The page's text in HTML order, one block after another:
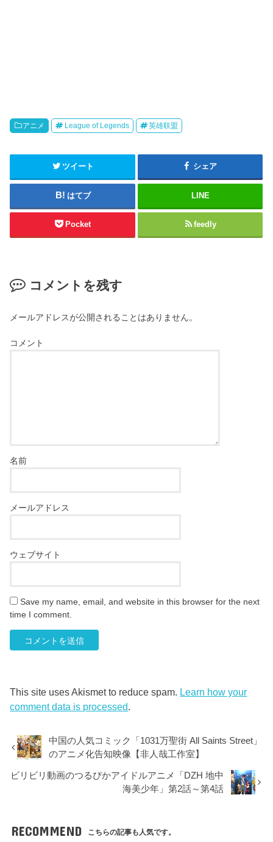
アニメ League of Legends 英雄联盟
ツイート シェア
はてブ LINE
Pocket feedly
コメントを残す
メールアドレスが公開されることはありません。
コメント
名前
メールアドレス
ウェブサイト
Save my name, email, and website in this browser for the next
time I comment.
This site uses Akismet to reduce spam. Learn how your
comment data is processed.
中国の人気コミック「1031万聖街 All Saints Street」
のアニメ化告知映像【非人哉工作室】
ビリビリ動画のつるぴかアイドルアニメ「DZH 地中
海美少年」第2話～第4話
RECOMMEND こちらの記事も人気です。